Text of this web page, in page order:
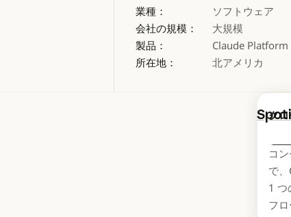
業種：
ソフトウェア
会社の規模：
大規模
製品：
Claude Platform
所在地：
北アメリカ
ク
コ
で
1 つ
フロ
ブ
人
ス
供